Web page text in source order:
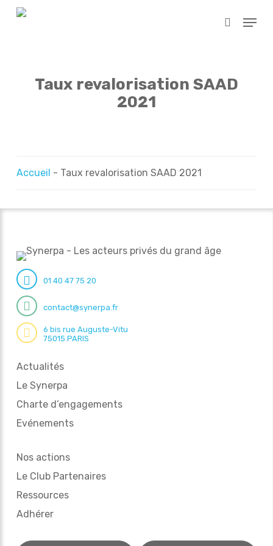
Skip
search
Menu
Taux revalorisation SAAD
2021
Accueil - Taux revalorisation SAAD 2021
01 40 47 75 20
contact@synerpa.fr
6 bis rue Auguste-Vitu
75015 PARIS
Actualités
Le Synerpa
Charte d’engagements
Evénements
Nos actions
Le Club Partenaires
Ressources
Adhérer